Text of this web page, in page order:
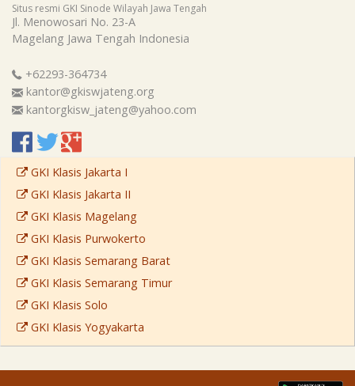
Situs resmi GKI Sinode Wilayah Jawa Tengah
Jl. Menowosari No. 23-A
Magelang Jawa Tengah Indonesia
+62293-364734
kantor@gkiswjateng.org
kantorgkisw_jateng@yahoo.com
GKI Klasis Jakarta I
GKI Klasis Jakarta II
GKI Klasis Magelang
GKI Klasis Purwokerto
GKI Klasis Semarang Barat
GKI Klasis Semarang Timur
GKI Klasis Solo
GKI Klasis Yogyakarta